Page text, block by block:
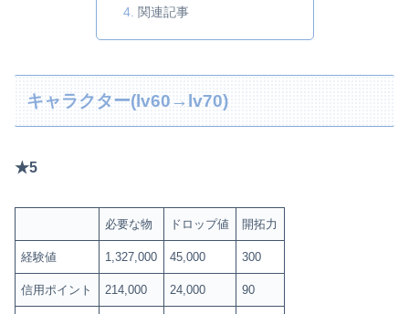
関連記事
キャラクター(lv60→lv70)
★5
必要な物 ドロップ値 開拓力
経験値 1,327,000 45,000 300
信用ポイント 214,000 24,000 90